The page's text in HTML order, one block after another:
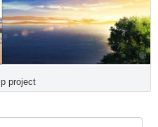
project